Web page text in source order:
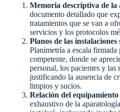
Memoria descriptiva de la
documento detallado que
tratamientos que se van a
servicios y los protocolos
Planos de las instalaciones
Planimetría a escala
competente, donde se
personal, los pacientes y las
justificando la ausencia de
limpios y sucios.
Relación del equipamiento
exhaustivo de la